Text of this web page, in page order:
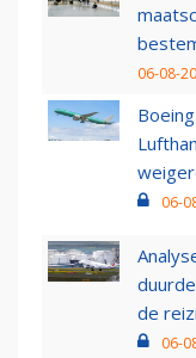
06-08-
06-
de
06-